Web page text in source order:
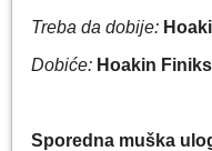
Treba da dobije:
Dobiće: Hoakin Finiks
Sporedna muška